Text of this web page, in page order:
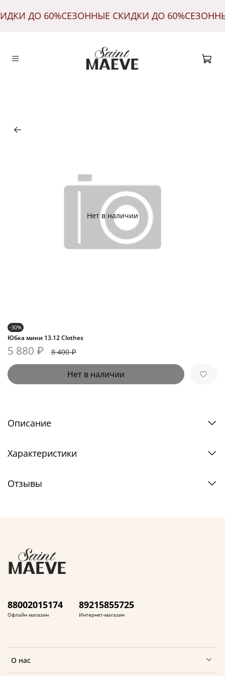
ДО 60%СЕЗОННЫЕ СКИДКИ ДО 60%
Нет в наличии
-30%
Юбка мини 13.12 Clothes
5 880 ₽ 8 400 ₽
Нет в наличии
Описание
Характеристики
Отзывы
О нас
88002015174
Офлайн магазин
89215855725
Интернет-магазин